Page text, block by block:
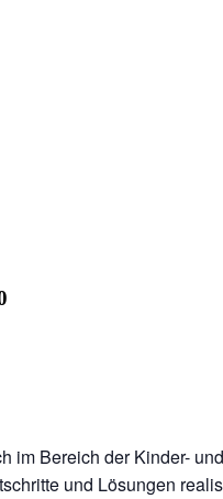
im Bereich der Kinder-
und Lösungen